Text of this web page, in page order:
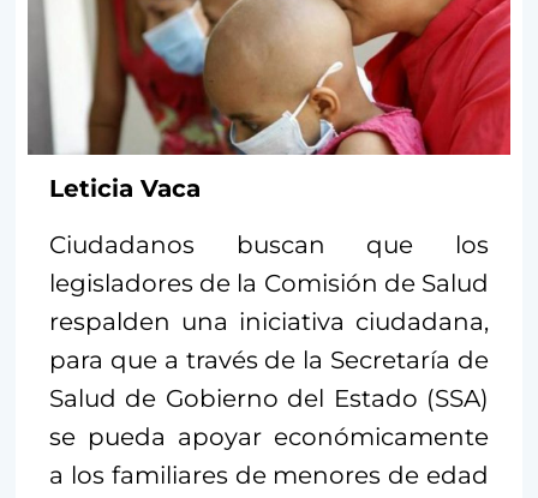
Leticia Vaca
Ciudadanos buscan que los
legisladores de la Comisión de Salud
respalden una iniciativa ciudadana,
para que a través de la Secretaría de
Salud de Gobierno del Estado (SSA)
se pueda apoyar económicamente
a los familiares de menores de edad